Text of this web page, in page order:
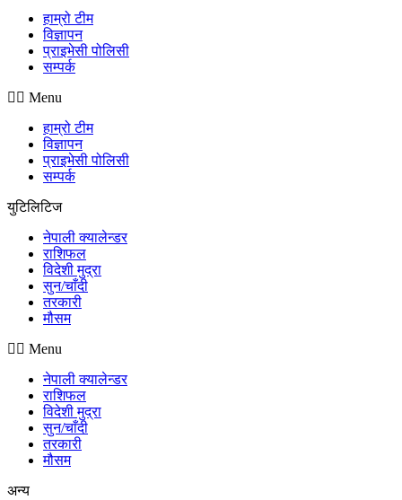
हाम्रो टीम
विज्ञापन
प्राइभेसी पोलिसी
सम्पर्क
Menu
हाम्रो टीम
विज्ञापन
प्राइभेसी पोलिसी
सम्पर्क
युटिलिटिज
नेपाली क्यालेन्डर
राशिफल
विदेशी मुद्रा
सुन/चाँदी
तरकारी
मौसम
Menu
नेपाली क्यालेन्डर
राशिफल
विदेशी मुद्रा
सुन/चाँदी
तरकारी
मौसम
अन्य